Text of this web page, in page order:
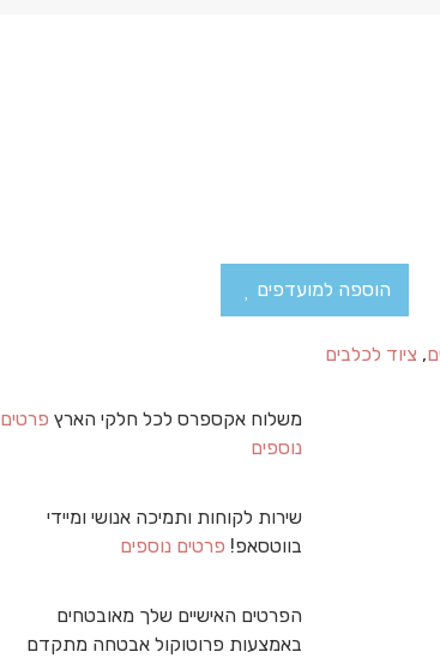
הוספה למועדפים
, ציוד לכלבים
משלוח אקספרס לכל חלקי הארץ פרטים
נוספים
שירות לקוחות ותמיכה אנושי ומיידי
בווטסאפ! פרטים נוספים
הפרטים האישיים שלך מאובטחים
באמצעות פרוטוקול אבטחה מתקדם